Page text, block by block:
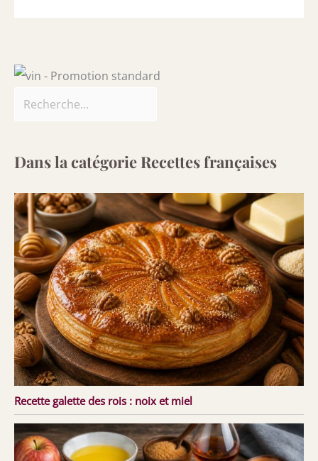
Dans la catégorie Recettes françaises
Recette galette des rois : noix et miel